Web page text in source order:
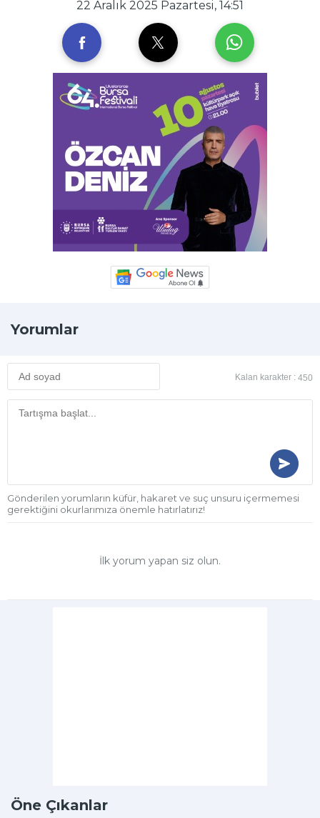
22 Aralık 2025 Pazartesi, 14:51
Yorumlar
Kalan karakter : 450
Gönderilen yorumların küfür, hakaret ve suç unsuru içermemesi
gerektiğini okurlarımıza önemle hatırlatırız!
İlk yorum yapan siz olun.
Öne Çıkanlar